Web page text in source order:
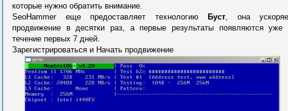
которые нужно обратить внимание.
SeoHammer еще предоставляет технологию
Буст , она
продвижение в десятки раз, а первые результаты появляются уже
течение первых 7 дней.
Зарегистрироваться и Начать продвижение